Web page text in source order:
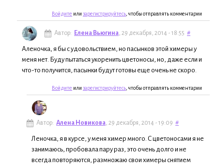
Войдите или зарегистрируйтесь , чтобы отправлять комментарии
Автор: Елена Вьюгина, 29 декабря, 2014 - 18:55 #
Аленочка, я бы с удовольствием, но пасынков этой химеры у
меня нет. Буду пытаться укоренить цветоносы, но, даже если и
что-то получится, пасынки будут готовы еще очень не скоро.
Войдите или зарегистрируйтесь , чтобы отправлять комментарии
Автор: Алена Новикова, 29 декабря, 2014 - 19:09 #
Леночка, я в курсе, у меня химер много. С цветоносами я не
занимаюсь, пробовала пару раз, это очень долго и не
всегда повторяются, размножаю свои химеры снятием